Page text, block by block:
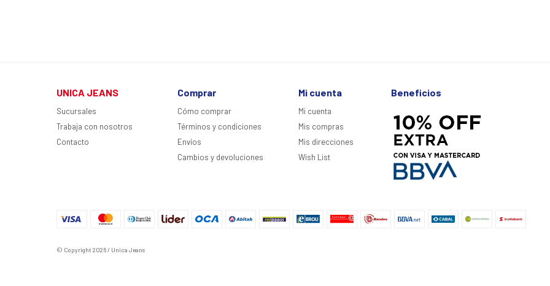
UNICA JEANS
Sucursales
Trabaja con nosotros
Contacto
Comprar
Cómo comprar
Términos y condiciones
Envíos
Cambios y devoluciones
Mi cuenta
Mi cuenta
Mis compras
Mis direcciones
Wish List
Beneficios
© Copyright 2026 / Unica Jeans